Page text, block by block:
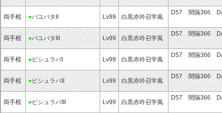
両手棍 ●バユバタII Lv99 白黒赤吟召学風
D57 間隔366
両手棍 ●バユバタIII Lv99 白黒赤吟召学風
D57 間隔366
両手棍 ●ビシュラバI Lv99 白黒赤吟召学風
D57 間隔366
両手棍 ●ビシュラバII Lv99 白黒赤吟召学風
D57 間隔366
両手棍 ●ビシュラバIII Lv99 白黒赤吟召学風
D57 間隔366